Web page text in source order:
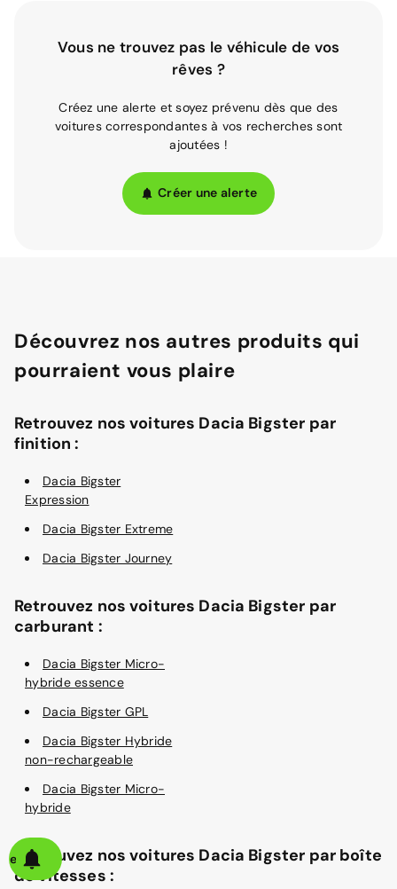
Vous ne trouvez pas le véhicule de vos
rêves ?
Créez une alerte et soyez prévenu dès que des
voitures correspondantes à vos recherches sont
ajoutées !
Créer une alerte
Découvrez nos autres produits qui
pourraient vous plaire
Retrouvez nos voitures Dacia Bigster par
finition :
Dacia Bigster
Expression
Dacia Bigster Extreme
Dacia Bigster Journey
Retrouvez nos voitures Dacia Bigster par
carburant :
Dacia Bigster Micro-
hybride essence
Dacia Bigster GPL
Dacia Bigster Hybride
non-rechargeable
Dacia Bigster Micro-
hybride
Retrouvez nos voitures Dacia Bigster par boîte
de vitesses :